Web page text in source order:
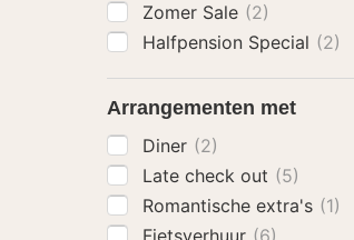
Zomer Sale (2)
Halfpension Special (2)
Arrangementen met
Diner (2)
Late check out (5)
Romantische extra's (1)
Fietsverhuur (6)